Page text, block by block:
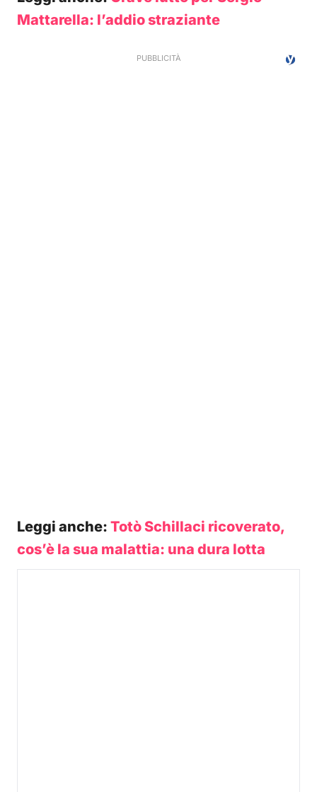
Mattarella: l’addio straziante
Leggi anche: Totò Schillaci ricoverato,
cos’è la sua malattia: una dura lotta